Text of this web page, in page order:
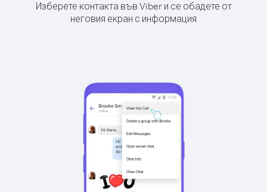
Изберете контакта във Viber и се обадете от
неговия екран с информация